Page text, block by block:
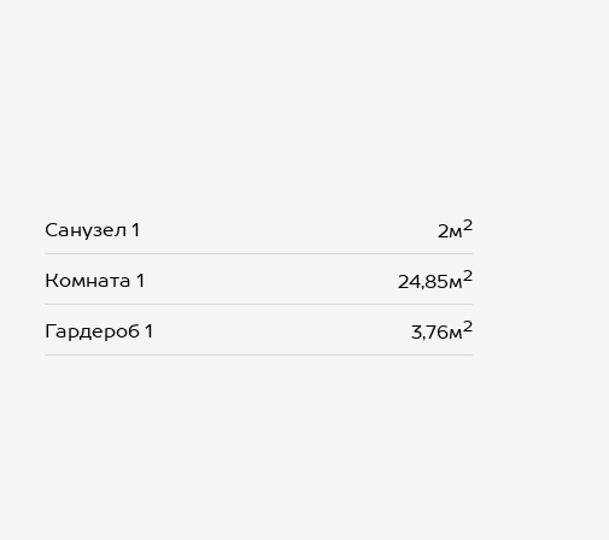
Санузел 1 2м2
Комната 1 24,85м2
Гардероб 1 3,76м2